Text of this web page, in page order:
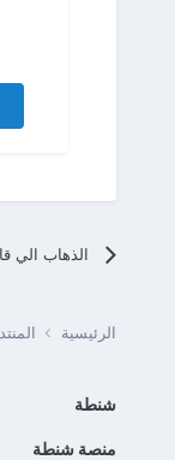
الذهاب الي
الرئيسية
شنطة
منصة شنطة